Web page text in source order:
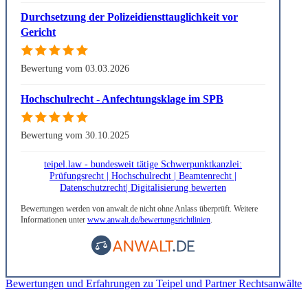
Durchsetzung der Polizeidiensttauglichkeit vor
Gericht
Bewertung vom 03.03.2026
Hochschulrecht - Anfechtungsklage im SPB
Bewertung vom 30.10.2025
teipel.law - bundesweit tätige Schwerpunktkanzlei:
Prüfungsrecht | Hochschulrecht | Beamtenrecht |
Datenschutzrecht| Digitalisierung bewerten
Bewertungen werden von anwalt.de nicht ohne Anlass überprüft. Weitere
Informationen unter www.anwalt.de/bewertungsrichtlinien
Bewertungen und Erfahrungen zu Teipel und Partner Rechtsanwälte